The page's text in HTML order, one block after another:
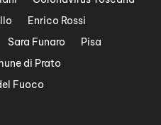
Enrico Rossi
Sara Funaro
Pisa
di Prato
Fuoco